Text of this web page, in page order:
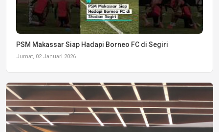
PSM Makassar Siap Hadapi Borneo FC di Segiri
Jumat, 02 Januari 2026